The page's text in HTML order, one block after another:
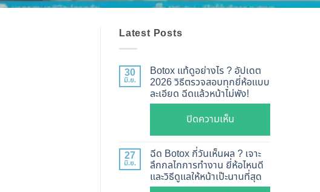
Latest Posts
30
มิ.ย.
Botox แท้ดูอย่างไร ? อัปเดต
2026 วิธีตรวจสอบทุกยี่ห้อแบบ
ละเอียด ฉีดแล้วหน้าไม่พัง!
ปิดความเห็นบน
Botox
แท้
ดู
อย่างไร
27
มิ.ย.
ฉีด Botox กี่วันเห็นผล ? เจาะ
ลึกกลไกการทำงาน ยี่ห้อไหนดี
และวิธีดูแลให้หน้าเป๊ะนานที่สุด